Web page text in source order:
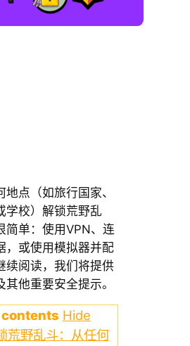
地点（如旅行国家、
学校）解锁荒野乱
简单：使用VPN、连
，或使用模拟器并配
续阅读，我们将提供
其他重要安全提示。
Hide
荒野乱斗：从任何